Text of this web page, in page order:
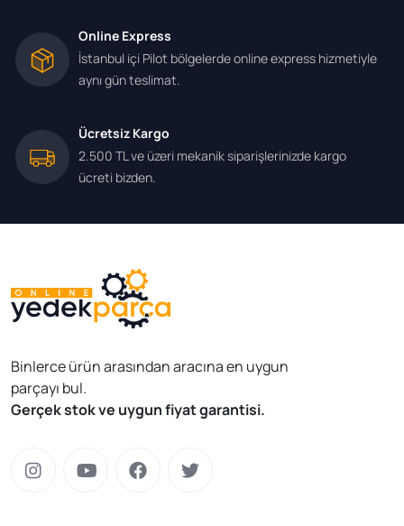
Online Express
İstanbul içi Pilot bölgelerde online express hizmetiyle
aynı gün teslimat.
Ücretsiz Kargo
2.500 TL ve üzeri mekanik siparişlerinizde kargo
ücreti bizden.
Binlerce ürün arasından aracına en uygun
parçayı bul.
Gerçek stok ve uygun fiyat garantisi.